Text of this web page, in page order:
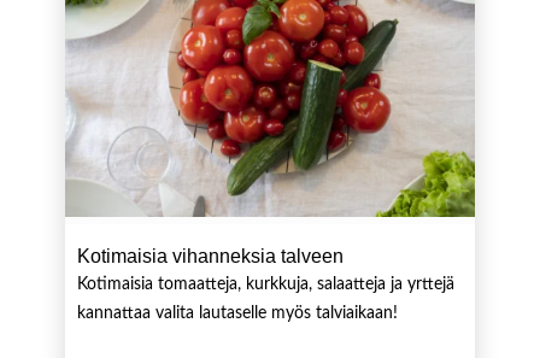
Kotimaisia vihanneksia talveen
Kotimaisia tomaatteja, kurkkuja, salaatteja ja yrttejä
kannattaa valita lautaselle myös talviaikaan!